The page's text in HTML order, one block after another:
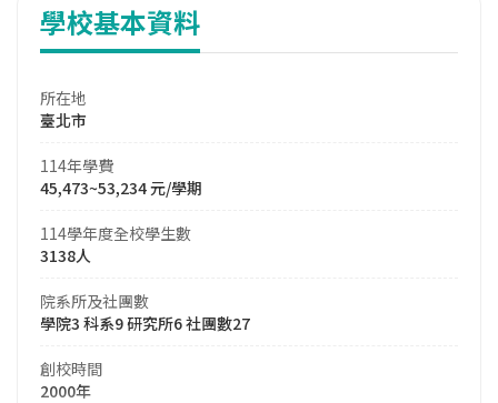
學校基本資料
所在地
臺北市
114年學費
45,473~53,234 元/學期
114學年度全校學生數
3138人
院系所及社團數
學院3 科系9 研究所6 社團數27
創校時間
2000年